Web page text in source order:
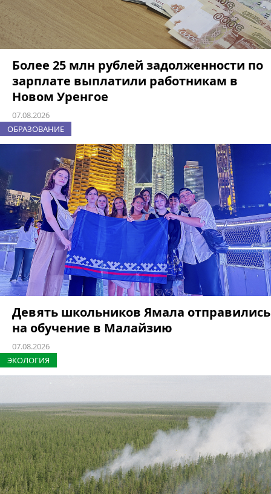
Более 25 млн рублей задолженности по
зарплате выплатили работникам в
Новом Уренгое
07.08.2026
ОБРАЗОВАНИЕ
Девять школьников Ямала отправились
на обучение в Малайзию
07.08.2026
ЭКОЛОГИЯ